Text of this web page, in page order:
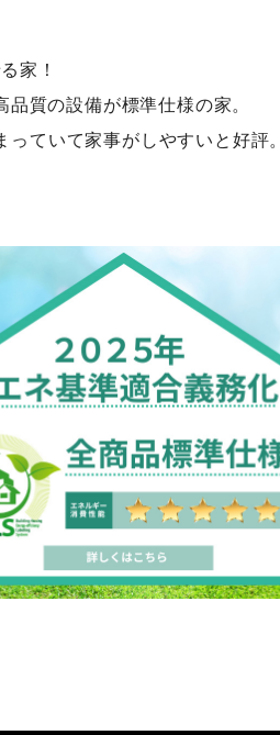
家！
質の設備が標準仕様の家。
ていて家事がしやすいと好評。